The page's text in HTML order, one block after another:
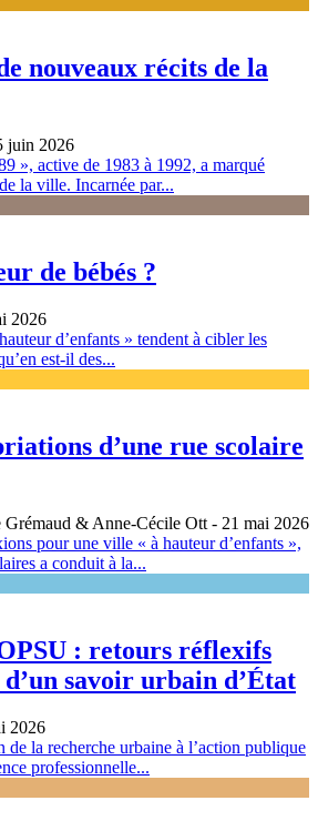
nouveaux récits de la
juin 2026
», active de 1983 à 1992, a marqué
la ville. Incarnée par...
de bébés ?
2026
d’enfants » tendent à cibler les
est-il des...
d’une rue scolaire
& Anne-Cécile Ott - 21 mai 2026
pour une ville « à hauteur d’enfants »,
a conduit à la...
: retours réflexifs
savoir urbain d’État
2026
la recherche urbaine à l’action publique
professionnelle...